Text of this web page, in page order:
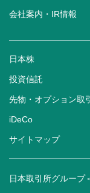
会社案内・IR情報
日本株
投資信託
先物・オプション取引
iDeCo
サイトマップ
日本取引所グループ